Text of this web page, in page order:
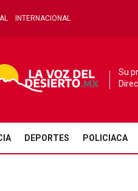
INTERNACIONAL
Su
DEPORTES POLICIACA